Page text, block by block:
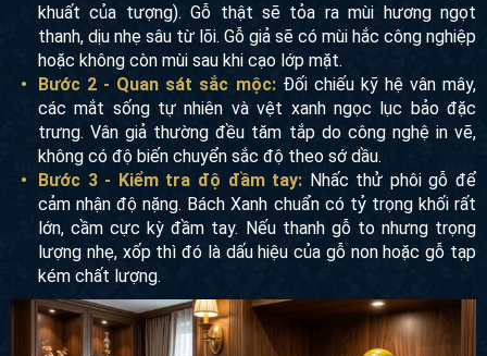
khuất của tượng). Gỗ thật sẽ tỏa ra mùi hương ngọt
thanh, dịu nhẹ sâu từ lõi. Gỗ giả sẽ có mùi hắc công nghiệp
hoặc không còn mùi sau khi cạo lớp mặt.
Bước 2 - Quan sát sắc mộc:Đối chiếu kỹ hệ vân mây,
các mắt sống tự nhiên và vệt xanh ngọc lục bảo đặc
trưng. Vân giả thường đều tăm tắp do công nghệ in vẽ,
không có độ biến chuyển sắc độ theo sớ dầu.
Bước 3 - Kiểm tra độ đầm tay: Nhấc thử phôi gỗ để
cảm nhận độ nặng. Bách Xanh chuẩn có tỷ trọng khối rất
lớn, cầm cực kỳ đầm tay. Nếu thanh gỗ to nhưng trọng
lượng nhẹ, xốp thì đó là dấu hiệu của gỗ non hoặc gỗ tạp
kém chất lượng.